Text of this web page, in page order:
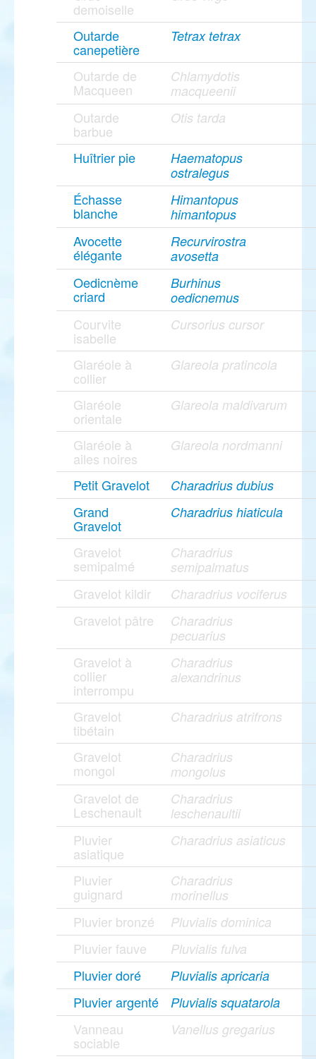
demoiselle
Outarde
canepetière
Tetrax tetrax
Outarde de
Macqueen
Chlamydotis
macqueenii
Outarde
barbue
Otis tarda
Huîtrier pie
Haematopus
ostralegus
Échasse
blanche
Himantopus
himantopus
Avocette
élégante
Recurvirostra
avosetta
Oedicnème
criard
Burhinus
oedicnemus
Courvite
isabelle
Cursorius cursor
Glaréole à
collier
Glareola pratincola
Glaréole
orientale
Glareola maldivarum
Glaréole à
ailes noires
Glareola nordmanni
Petit Gravelot Charadrius dubius
Grand
Gravelot
Charadrius hiaticula
Gravelot
semipalmé
Charadrius
semipalmatus
Gravelot kildir Charadrius vociferus
Gravelot pâtre
Charadrius
pecuarius
Gravelot à
collier
interrompu
Charadrius
alexandrinus
Gravelot
tibétain
Charadrius atrifrons
Gravelot
mongol
Charadrius
mongolus
Gravelot de
Leschenault
Charadrius
leschenaultii
Pluvier
asiatique
Charadrius asiaticus
Pluvier
guignard
Charadrius
morinellus
Pluvier bronzé Pluvialis dominica
Pluvier fauve Pluvialis fulva
Pluvier doré Pluvialis apricaria
Pluvier argenté Pluvialis squatarola
Vanneau
sociable
Vanellus gregarius